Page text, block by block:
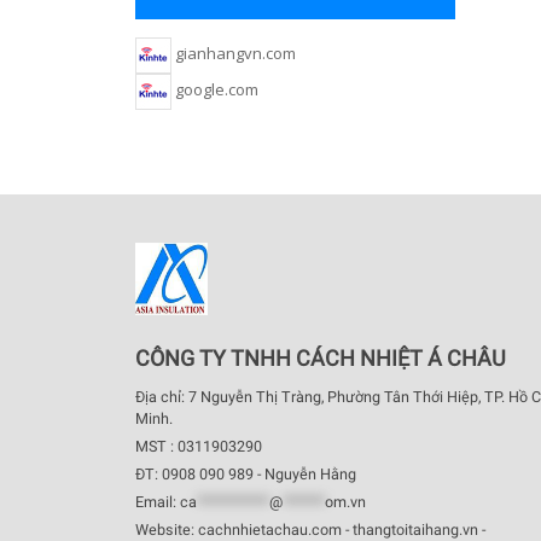
gianhangvn.com
google.com
CÔNG TY TNHH CÁCH NHIỆT Á CHÂU
Địa chỉ: 7 Nguyễn Thị Tràng, Phường Tân Thới Hiệp, TP. Hồ
Minh.
MST : 0311903290
ĐT: 0908 090 989 - Nguyễn Hằng
Email: ca @
om.vn
Website: cachnhietachau.com - thangtoitaihang.vn -